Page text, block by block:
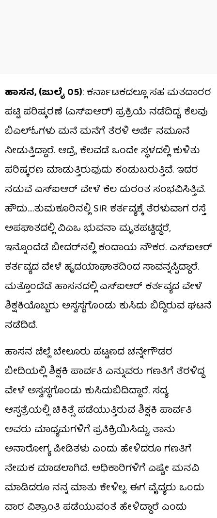
ಹಾಸನ, (ಜುಲೈ 05): ಕರ್ನಾಟಕದಲ್ಲೂ ಸಹ ಮತದಾರರ
ಪಟ್ಟಿ ಪರಿಷ್ಕರಣೆ (ಎಸ್​​ಐಆರ್​) ಪ್ರಕ್ರಿಯೆ ನಡೆದಿದ್ದ, ಕೆಲವು
ಬಿಎಲ್​​ಓಗಳು ಮನೆ ಮನೆಗೆ ತೆರಳಿ ಅರ್ಜಿ ನಮೂನೆ
ನೀಡುತ್ತಿದ್ದಾರೆ. ಆದ್ರೆ, ಕೆಲವಡೆ ಒಂದೇ ಸ್ಥಳದಲ್ಲಿ ಕುಳಿತು
ಪರಿಷ್ಕರಣ ಮಾಡುತ್ತಿರುವುದು ಕಂಡುಬರುತ್ತಿವೆ. ಇದರ
ನಡುವೆ ಎಸ್​​​ಐಆರ್ ವೇಳೆ ಕೆಲ ದುರಂತ ಸಂಭವಿಸಿತ್ತಿವೆ.
ಹೌದು….ತುಮಕೂರಿನಲ್ಲಿ SIR ಕರ್ತವ್ಯಕ್ಕೆ ತೆರಳುವಾಗ ರಸ್ತೆ
ಅಪಘಾತದಲ್ಲಿ ವಿಎಒ ಭುವನಾ ಮೃತಪಟ್ಟಿದ್ದರೆ,
ಇನ್ನೊಂದೆಡೆ ಬೀದರ್‌ನಲ್ಲಿ ಕಂದಾಯ ನೌಕರ. ಎಸ್‌ಐಆರ್
ಕರ್ತವ್ಯದ ವೇಳೆ ಹೃದಯಾಘಾತದಿಂದ ಸಾವನ್ನಪ್ಪಿದ್ದಾರೆ.
ಮತ್ತೊಂದೆಡೆ ಹಾಸನದಲ್ಲಿ ಎಸ್‌ಐಆರ್ ಕರ್ತವ್ಯದ ವೇಳೆ
ಶಿಕ್ಷಕಿಯೊಬ್ಬರು ಅಸ್ವಸ್ಥಗೊಂಡು ಕುಸಿದು ಬಿದ್ದಿರುವ ಘಟನೆ
ನಡೆದಿದೆ.
ಹಾಸನ ಜಿಲ್ಲೆ ಬೇಲೂರು ಪಟ್ಟಣದ ಚನ್ನೇಗೌಡರ
ಬೀದಿಯಲ್ಲಿ ಶಿಕ್ಷಕಿ ಪಾರ್ವತಿ ಎನ್ನುವರು ಗಣತಿಗೆ ತೆರಳಿದ್ದ
ವೇಳೆ ಅಸ್ವಸ್ಥಗೊಂಡು ಕುಸಿದುಬಿದಿದ್ದಾರೆ. ಸದ್ಯ
ಆಸ್ಪತ್ರೆಯಲ್ಲಿ ಚಿಕಿತ್ಸೆ ಪಡೆಯುತ್ತಿರುವ ಶಿಕ್ಷಕಿ ಪಾರ್ವತಿ
ಅವರು ಮಾಧ್ಯಮಗಳಿಗೆ ಪ್ರತಿಕ್ರಿಯಿಸಿದ್ದು, ತಾನು
ಅನಾರೋಗ್ಯ ಪೀಡಿತಳು ಎಂದು ಹೇಳಿದರೂ ಗಣತಿಗೆ
ನೇಮಕ ಮಾಡಲಾಗಿದೆ. ಅಧಿಕಾರಿಗಳಿಗೆ ಎಷ್ಟೇ ಮನವಿ‌
ಮಾಡಿದರೂ ನನ್ನ ಮಾತು ಕೇಳಿಲ್ಲ. ಈಗ ವೈದ್ಯರು ಒಂದು
ವಾರ ವಿಶ್ರಾಂತಿ ಪಡೆಯುವಂತೆ ಹೇಳಿದ್ದಾರೆ ಎಂದು